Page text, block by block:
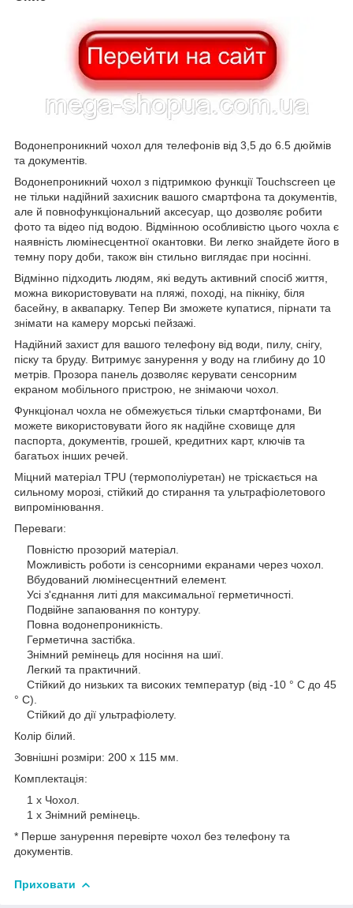
Водонепроникний чохол для телефонів від 3,5 до 6.5 дюймів
та документів.
Водонепроникний чохол з підтримкою функції Touchscreen це
не тільки надійний захисник вашого смартфона та документів,
але й повнофункціональний аксесуар, що дозволяє робити
фото та відео під водою. Відмінною особливістю цього чохла є
наявність люмінесцентної окантовки. Ви легко знайдете його в
темну пору доби, також він стильно виглядає при носінні.
Відмінно підходить людям, які ведуть активний спосіб життя,
можна використовувати на пляжі, поході, на пікніку, біля
басейну, в аквапарку. Тепер Ви зможете купатися, пірнати та
знімати на камеру морські пейзажі.
Надійний захист для вашого телефону від води, пилу, снігу,
піску та бруду. Витримує занурення у воду на глибину до 10
метрів. Прозора панель дозволяє керувати сенсорним
екраном мобільного пристрою, не знімаючи чохол.
Функціонал чохла не обмежується тільки смартфонами, Ви
можете використовувати його як надійне сховище для
паспорта, документів, грошей, кредитних карт, ключів та
багатьох інших речей.
Міцний матеріал TPU (термополіуретан) не тріскається на
сильному морозі, стійкий до стирання та ультрафіолетового
випромінювання.
Переваги:
Повністю прозорий матеріал.
Можливість роботи із сенсорними екранами через чохол.
Вбудований люмінесцентний елемент.
Усі з'єднання литі для максимальної герметичності.
Подвійне запаювання по контуру.
Повна водонепроникність.
Герметична застібка.
Знімний ремінець для носіння на шиї.
Легкий та практичний.
Стійкий до низьких та високих температур (від -10 ° C до 45
° C).
Стійкий до дії ультрафіолету.
Колір білий.
Зовнішні розміри: 200 х 115 мм.
Комплектація:
1 х Чохол.
1 х Знімний ремінець.
* Перше занурення перевірте чохол без телефону та
документів.
Приховати